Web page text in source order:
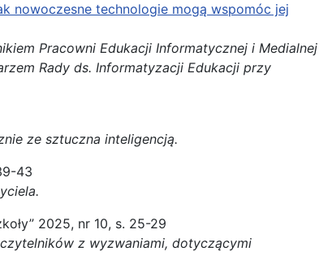
nowoczesne technologie mogą wspomóc jej
Pracowni Edukacji Informatycznej i Medialnej
Rady ds. Informatyzacji Edukacji przy
ze sztuczna inteligencją.
43
2025, nr 10, s. 25-29
z wyzwaniami, dotyczącymi